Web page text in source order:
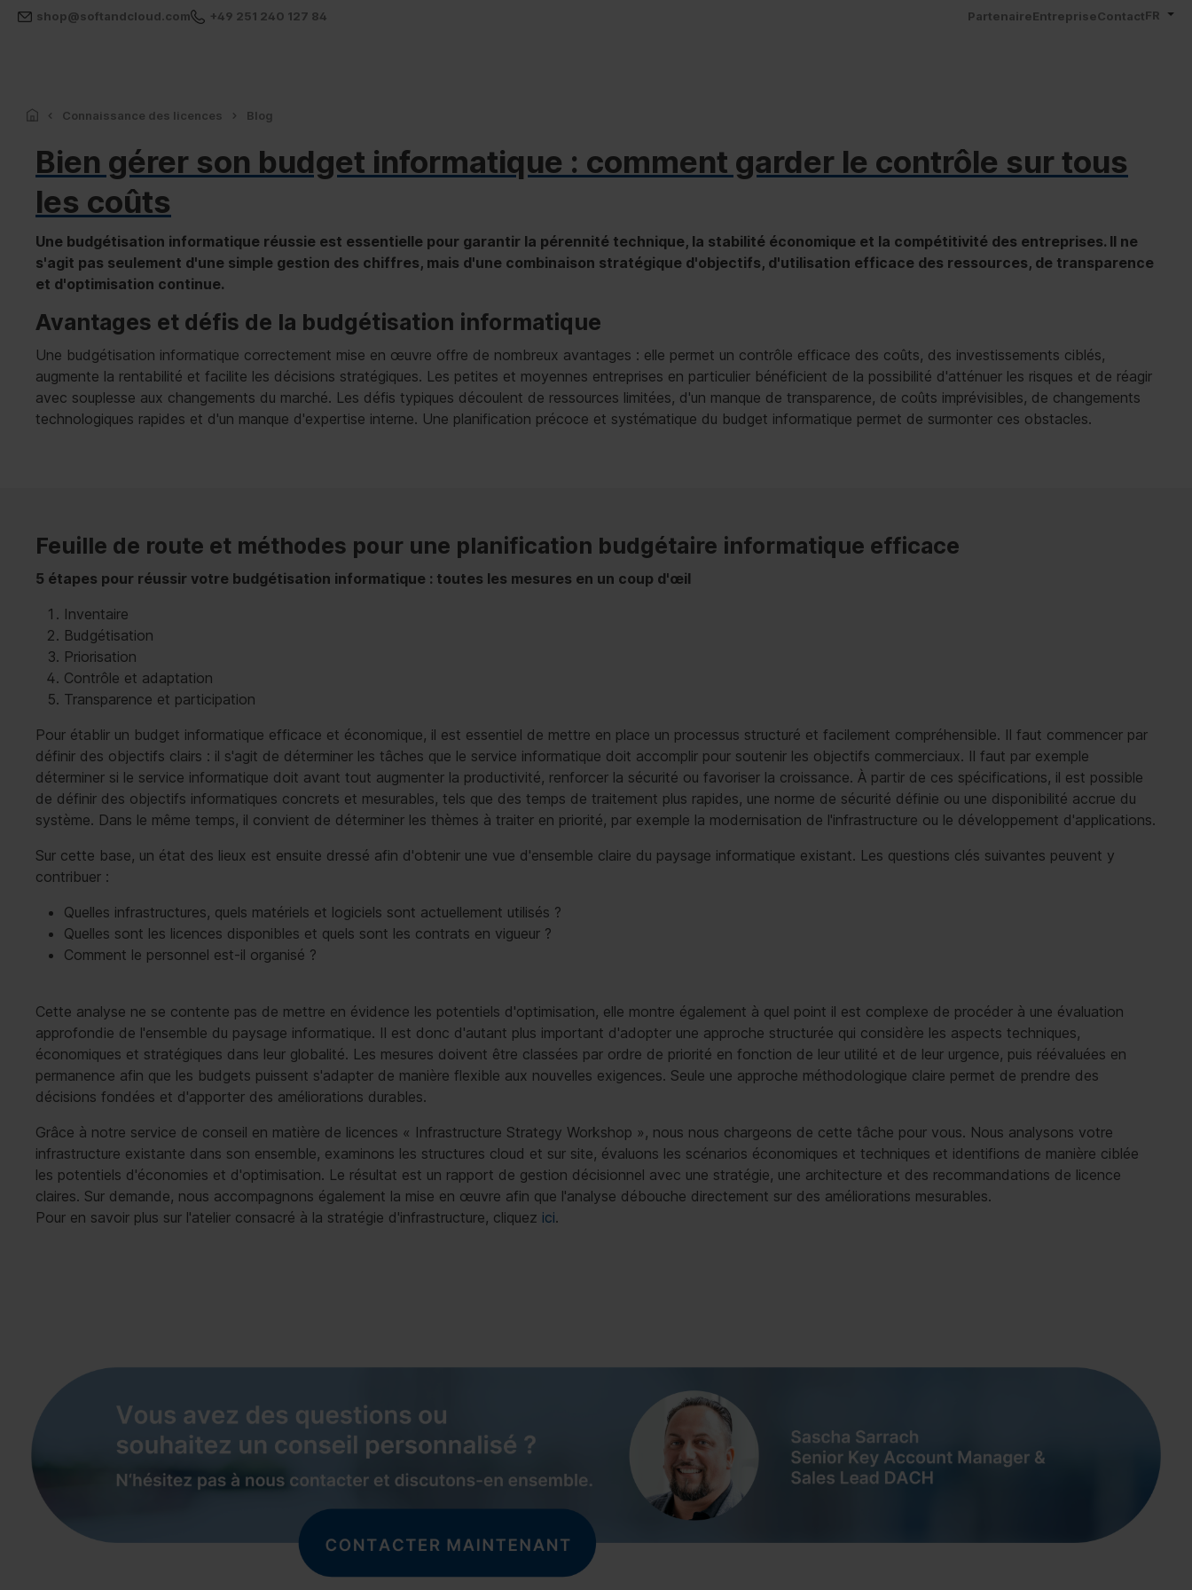
shop@softandcloud.com +49 251 240 127 84 PartenaireEntrepriseContactFR
Connaissance des licences Blog
Bien gérer son budget informatique : comment garder le contrôle sur tous
les coûts
Une budgétisation informatique réussie est essentielle pour garantir la pérennité technique, la stabilité économique et la compétitivité des entreprises. Il ne
s'agit pas seulement d'une simple gestion des chiffres, mais d'une combinaison stratégique d'objectifs, d'utilisation efficace des ressources, de transparence
et d'optimisation continue.
Avantages et défis de la budgétisation informatique
Une budgétisation informatique correctement mise en œuvre offre de nombreux avantages : elle permet un contrôle efficace des coûts, des investissements ciblés,
augmente la rentabilité et facilite les décisions stratégiques. Les petites et moyennes entreprises en particulier bénéficient de la possibilité d'atténuer les risques et de réagir
avec souplesse aux changements du marché. Les défis typiques découlent de ressources limitées, d'un manque de transparence, de coûts imprévisibles, de changements
technologiques rapides et d'un manque d'expertise interne. Une planification précoce et systématique du budget informatique permet de surmonter ces obstacles.
Feuille de route et méthodes pour une planification budgétaire informatique efficace
5 étapes pour réussir votre budgétisation informatique : toutes les mesures en un coup d'œil
Inventaire
Budgétisation
Priorisation
Contrôle et adaptation
Transparence et participation
Pour établir un budget informatique efficace et économique, il est essentiel de mettre en place un processus structuré et facilement compréhensible. Il faut commencer par
définir des objectifs clairs : il s'agit de déterminer les tâches que le service informatique doit accomplir pour soutenir les objectifs commerciaux. Il faut par exemple
déterminer si le service informatique doit avant tout augmenter la productivité, renforcer la sécurité ou favoriser la croissance. À partir de ces spécifications, il est possible
de définir des objectifs informatiques concrets et mesurables, tels que des temps de traitement plus rapides, une norme de sécurité définie ou une disponibilité accrue du
système. Dans le même temps, il convient de déterminer les thèmes à traiter en priorité, par exemple la modernisation de l'infrastructure ou le développement d'applications.
Sur cette base, un état des lieux est ensuite dressé afin d'obtenir une vue d'ensemble claire du paysage informatique existant. Les questions clés suivantes peuvent y
contribuer :
Quelles infrastructures, quels matériels et logiciels sont actuellement utilisés ?
Quelles sont les licences disponibles et quels sont les contrats en vigueur ?
Comment le personnel est-il organisé ?
Cette analyse ne se contente pas de mettre en évidence les potentiels d'optimisation, elle montre également à quel point il est complexe de procéder à une évaluation
approfondie de l'ensemble du paysage informatique. Il est donc d'autant plus important d'adopter une approche structurée qui considère les aspects techniques,
économiques et stratégiques dans leur globalité. Les mesures doivent être classées par ordre de priorité en fonction de leur utilité et de leur urgence, puis réévaluées en
permanence afin que les budgets puissent s'adapter de manière flexible aux nouvelles exigences. Seule une approche méthodologique claire permet de prendre des
décisions fondées et d'apporter des améliorations durables.
Grâce à notre service de conseil en matière de licences « Infrastructure Strategy Workshop », nous nous chargeons de cette tâche pour vous. Nous analysons votre
infrastructure existante dans son ensemble, examinons les structures cloud et sur site, évaluons les scénarios économiques et techniques et identifions de manière ciblée
les potentiels d'économies et d'optimisation. Le résultat est un rapport de gestion décisionnel avec une stratégie, une architecture et des recommandations de licence
claires. Sur demande, nous accompagnons également la mise en œuvre afin que l'analyse débouche directement sur des améliorations mesurables.
Pour en savoir plus sur l'atelier consacré à la stratégie d'infrastructure, cliquez ici.